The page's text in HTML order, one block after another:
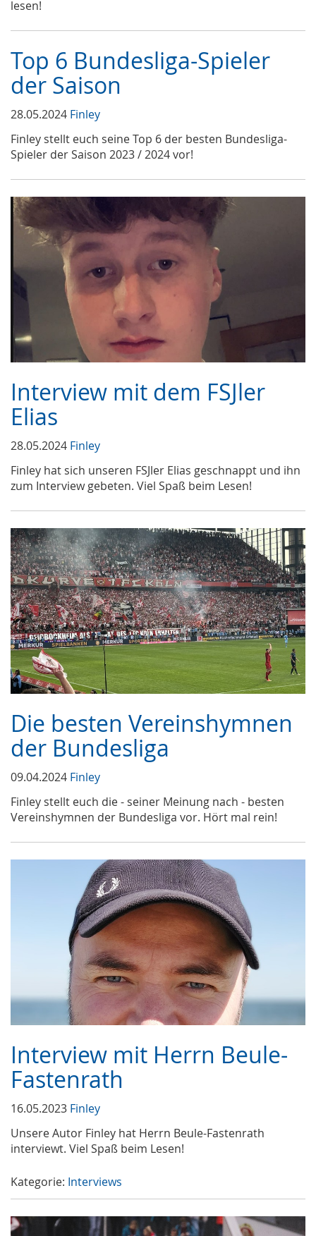
lesen!
Top 6 Bundesliga-Spieler
der Saison
28.05.2024 Finley
Finley stellt euch seine Top 6 der besten Bundesliga-
Spieler der Saison 2023 / 2024 vor!
Interview mit dem FSJler
Elias
28.05.2024 Finley
Finley hat sich unseren FSJler Elias geschnappt und ihn
zum Interview gebeten. Viel Spaß beim Lesen!
Die besten Vereinshymnen
der Bundesliga
09.04.2024 Finley
Finley stellt euch die - seiner Meinung nach - besten
Vereinshymnen der Bundesliga vor. Hört mal rein!
Interview mit Herrn Beule-
Fastenrath
16.05.2023 Finley
Unsere Autor Finley hat Herrn Beule-Fastenrath
interviewt. Viel Spaß beim Lesen!
Kategorie: Interviews